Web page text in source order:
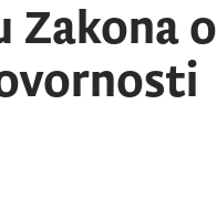
Zakona o